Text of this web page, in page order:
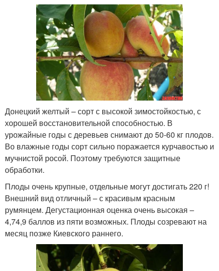
Донецкий желтый – сорт с высокой зимостойкостью, с
хорошей восстановительной способностью. В
урожайные годы с деревьев снимают до 50-60 кг плодов.
Во влажные годы сорт сильно поражается курчавостью и
мучнистой росой. Поэтому требуются защитные
обработки.
Плоды очень крупные, отдельные могут достигать 220 г!
Внешний вид отличный – с красивым красным
румянцем. Дегустационная оценка очень высокая –
4,74,9 баллов из пяти возможных. Плоды созревают на
месяц позже Киевского раннего.